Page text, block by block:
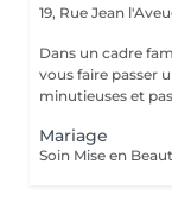
19, Rue Jean
Dans un cadre
vous faire passer
minutieuses et
Mariage